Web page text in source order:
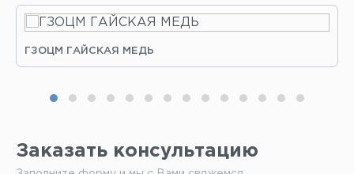
ГЗОЦМ ГАЙСКАЯ МЕДЬ
Заказать консультацию